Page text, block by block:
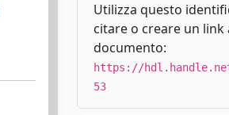
Utilizza questo
citare o creare un link
documento:
https://
53